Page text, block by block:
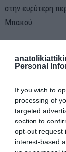
Personal
If you wish to
processing of
targeted
section to
opt-out request
interest-based
στην ευρύτερη
Μπακού.
γράφει. “Και οι
πολιτιστική
κράτη`. Εδώ και
στρατιωτική
συμφωνία
στρατιώτες του
όπλα. Ο Ερντογάν